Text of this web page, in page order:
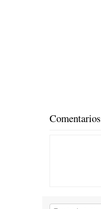
Comentarios